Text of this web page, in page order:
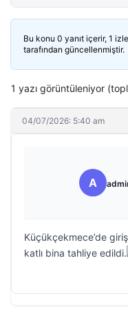
Bu konu 0 yanıt içerir, 1
tarafından güncellenmiştir.
1 yazı görüntüleniyor
04/07/2026: 5:40 am
A
Küçükçekmece’de
katlı bina tahliye edildi.